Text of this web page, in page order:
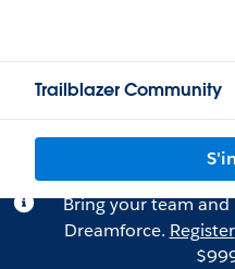
Trailblazer Community
Bring your team
Dreamforce. Register